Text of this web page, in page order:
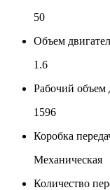
50
Объем
1.6
Рабочий объем
1596
Коробка
Механическая
Количество